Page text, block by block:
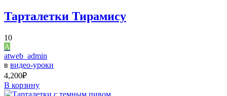
Тарталетки Тирамису
10
A
atweb_admin
в видео-уроки
4,200₽
В корзину